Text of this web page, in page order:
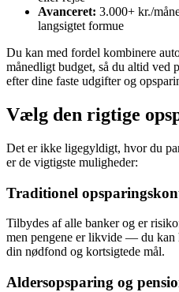
Avanceret: 3.000+ kr./
langsigtet formue
Du kan med fordel kombinere
månedligt budget, så du altid ved
efter dine faste udgifter og
Vælg den rigtige
Det er ikke ligegyldigt, hvor du
er de vigtigste muligheder:
Traditionel
Tilbydes af alle banker og er
men pengene er likvide — du
din nødfond og kortsigtede mål.
Aldersopsparing og